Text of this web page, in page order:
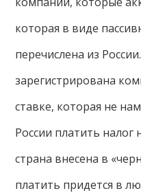
которая в виде
перечислена из
зарегистрирована
ставке, которая не
России платить налог
страна внесена в
платить придется в